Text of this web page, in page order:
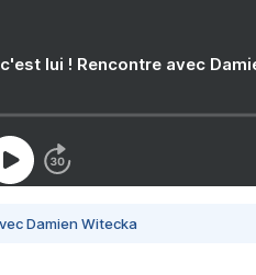
lui ! Rencontre avec
Damien Witecka